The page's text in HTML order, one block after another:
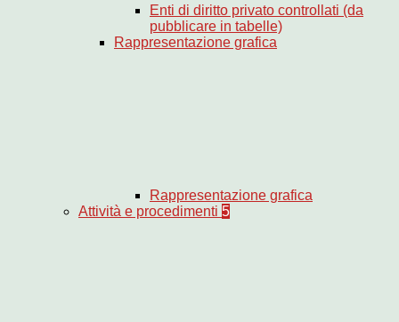
Enti di diritto privato controllati (da
pubblicare in tabelle)
Rappresentazione grafica
Rappresentazione grafica
Attività e procedimenti 5